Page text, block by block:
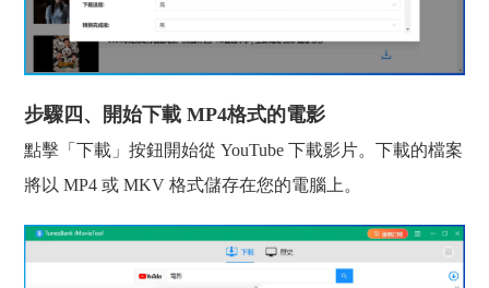
步驟四、開始下載 MP4格式的電影
點擊「下載」按鈕開始從 YouTube 下載影片。下載的檔案
將以 MP4 或 MKV 格式儲存在您的電腦上。